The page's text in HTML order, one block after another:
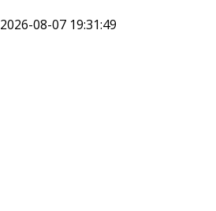
2026-08-07 19:31:49